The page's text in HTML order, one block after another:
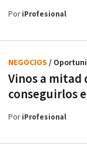
PoriProfesional
Vinos a mitad
conseguirlos
NEGOCIOS /
PoriProfesional